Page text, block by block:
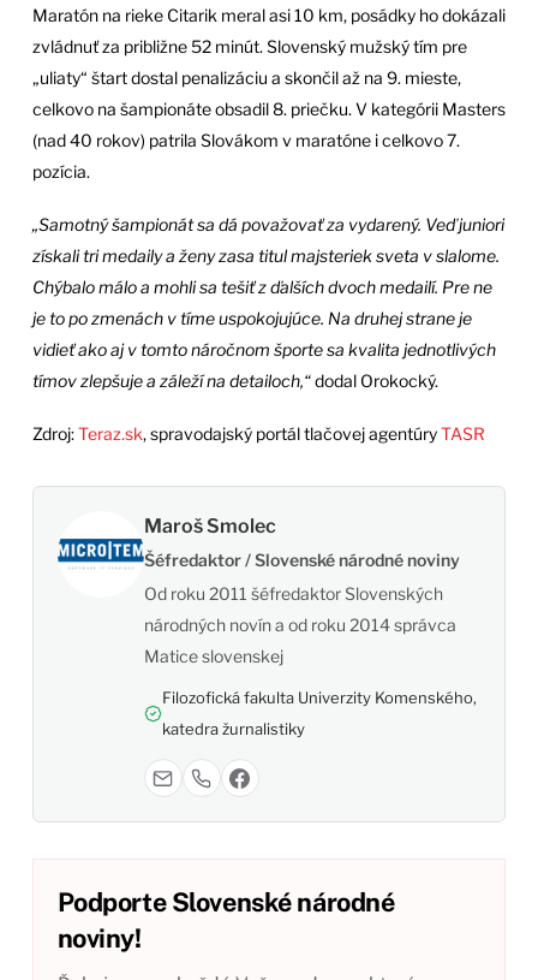
Maratón na rieke Citarik meral asi 10 km, posádky ho dokázali
zvládnuť za približne 52 minút. Slovenský mužský tím pre
„uliaty“ štart dostal penalizáciu a skončil až na 9. mieste,
celkovo na šampionáte obsadil 8. priečku. V kategórii Masters
(nad 40 rokov) patrila Slovákom v maratóne i celkovo 7.
pozícia.
„Samotný šampionát sa dá považovať za vydarený. Veď juniori
získali tri medaily a ženy zasa titul majsteriek sveta v slalome.
Chýbalo málo a mohli sa tešiť z ďalších dvoch medailí. Pre ne
je to po zmenách v tíme uspokojujúce. Na druhej strane je
vidieť ako aj v tomto náročnom športe sa kvalita jednotlivých
tímov zlepšuje a záleží na detailoch,“dodal Orokocký.
Zdroj:Teraz.sk, spravodajský portál tlačovej agentúryTASR
Maroš Smolec
Šéfredaktor / Slovenské národné noviny
Od roku 2011 šéfredaktor Slovenských
národných novín a od roku 2014 správca
Matice slovenskej
Filozofická fakulta Univerzity Komenského,
katedra žurnalistiky
Podporte Slovenské národné
noviny!